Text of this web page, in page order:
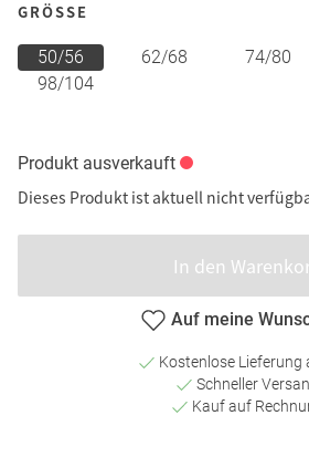
GRÖSSE
50/56 62/68 74/80
98/104
Produkt ausverkauft
Dieses Produkt ist aktuell nicht
In den
Auf meine
Kostenlose Lieferung
Schneller
Kauf auf